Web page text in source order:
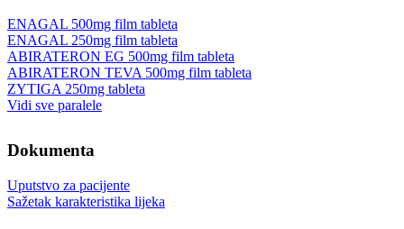
ENAGAL 500mg film tableta
ENAGAL 250mg film tableta
ABIRATERON EG 500mg film tableta
ABIRATERON TEVA 500mg film tableta
ZYTIGA 250mg tableta
Vidi sve paralele
Dokumenta
Uputstvo za pacijente
Sažetak karakteristika lijeka